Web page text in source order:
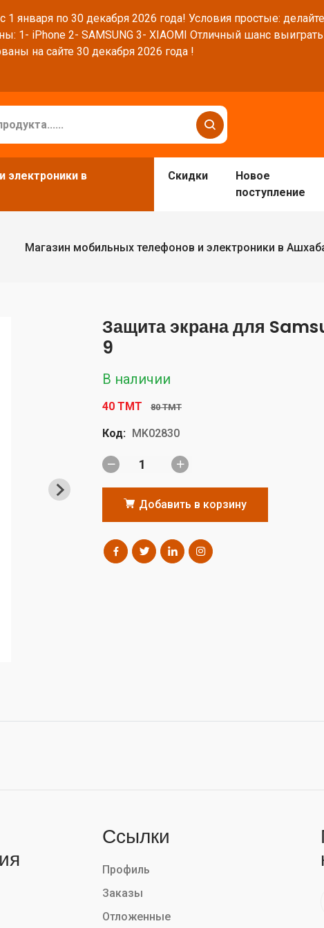
1 января по 30 декабря 2026 года! Условия простые:
1- iPhone 2- SAMSUNG 3- XIAOMI Отличный шанс
на сайте 30 декабря 2026 года !
электроники в
Скидки
Новое
поступление
Магазин мобильных телефонов и электроники в
Защита экрана для
9
В наличии
40 TMT 80 TMT
Код: MK02830
Добавить в корзину
Ссылки
Профиль
Заказы
Отложенные